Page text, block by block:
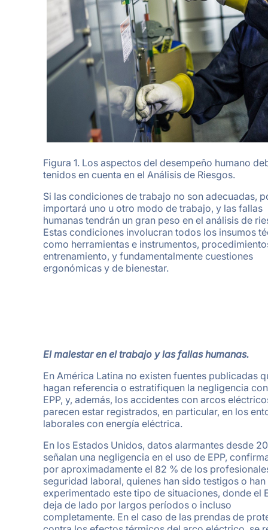
Figura 1. Los aspectos del desempeño humano
tenidos en cuenta en el Análisis de Riesgos.
Si las condiciones de trabajo no son adecuadas,
importará uno u otro modo de trabajo, y las fallas
humanas tendrán un gran peso en el análisis de
Estas condiciones involucran todos los insumos
como herramientas e instrumentos,
entrenamiento, y fundamentalmente cuestiones
ergonómicas y de bienestar.
El malestar en el trabajo y las fallas humanas.
En América Latina no existen fuentes publicadas
hagan referencia o estratifiquen la negligencia
EPP, y, además, los accidentes con arcos
parecen estar registrados, en particular, en los
laborales con energía eléctrica.
En los Estados Unidos, datos alarmantes desde
señalan una negligencia en el uso de EPP,
por aproximadamente el 82 % de los
seguridad laboral, quienes han sido testigos o han
experimentado este tipo de situaciones, donde el
deja de lado por largos períodos o incluso
completamente. En el caso de las prendas de